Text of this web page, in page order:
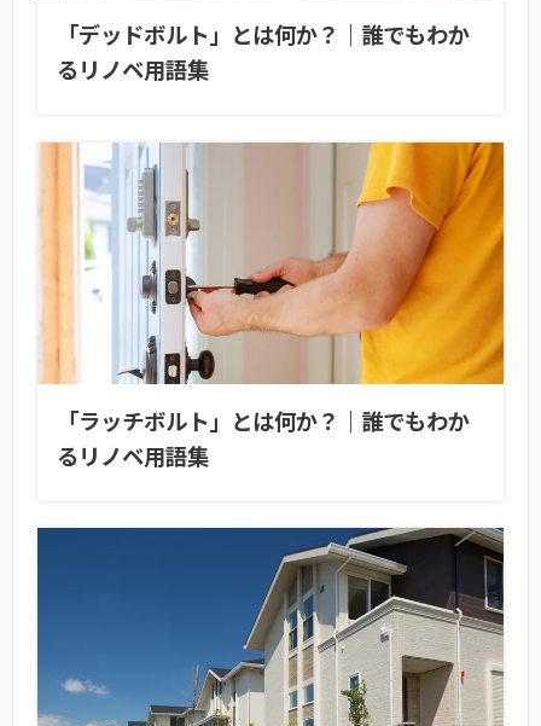
「デッドボルト」とは何か？｜誰でもわか
るリノベ用語集
「ラッチボルト」とは何か？｜誰でもわか
るリノベ用語集